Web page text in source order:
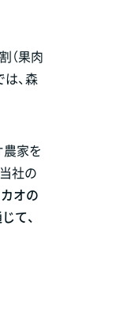
（果肉
、森
家を
社の
オの
て、